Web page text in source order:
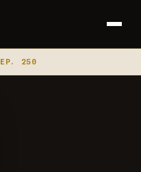
EP. 250